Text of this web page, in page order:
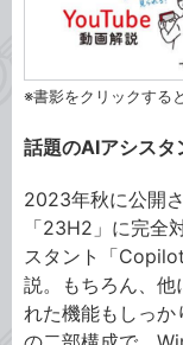
※書影をクリックする
話題のAIアシスタ
2023年秋に公開
「23H2」に完全
スタント「
説。もちろん、他
れた機能もしっ